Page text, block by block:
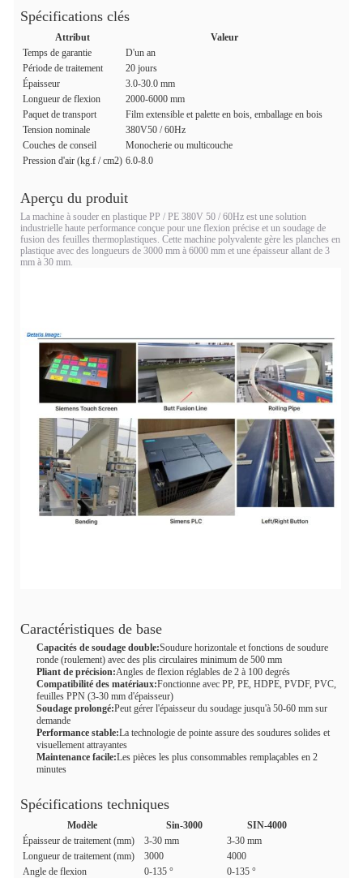
Spécifications clés
Attribut
Valeur
Temps de garantie
D'un an
Période de traitement
20 jours
Épaisseur
3.0-30.0 mm
Longueur de flexion
2000-6000 mm
Paquet de transport
Film extensible et palette en bois, emballage en bois
Tension nominale
380V50 / 60Hz
Couches de conseil
Monocherie ou multicouche
Pression d'air (kg.f / cm2) 6.0-8.0
Aperçu du produit
La machine à souder en plastique PP / PE 380V 50 / 60Hz est une solution
industrielle haute performance conçue pour une flexion précise et un soudage de
fusion des feuilles thermoplastiques. Cette machine polyvalente gère les planches en
plastique avec des longueurs de 3000 mm à 6000 mm et une épaisseur allant de 3
mm à 30 mm.
Caractéristiques de base
Capacités de soudage double:Soudure horizontale et fonctions de soudure
ronde (roulement) avec des plis circulaires minimum de 500 mm
Pliant de précision:Angles de flexion réglables de 2 à 100 degrés
Compatibilité des matériaux:Fonctionne avec PP, PE, HDPE, PVDF, PVC,
feuilles PPN (3-30 mm d'épaisseur)
Soudage prolongé:Peut gérer l'épaisseur du soudage jusqu'à 50-60 mm sur
demande
Performance stable:La technologie de pointe assure des soudures solides et
visuellement attrayantes
Maintenance facile:Les pièces les plus consommables remplaçables en 2
minutes
Spécifications techniques
Modèle Sin-3000
SIN-4000
Épaisseur de traitement (mm)
3-30 mm
3-30 mm
Longueur de traitement (mm)
3000
4000
Angle de flexion
0-135 °
0-135 °